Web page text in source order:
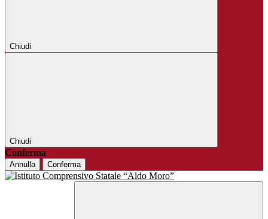
Chiudi
Chiudi
Conferma
Annulla Conferma